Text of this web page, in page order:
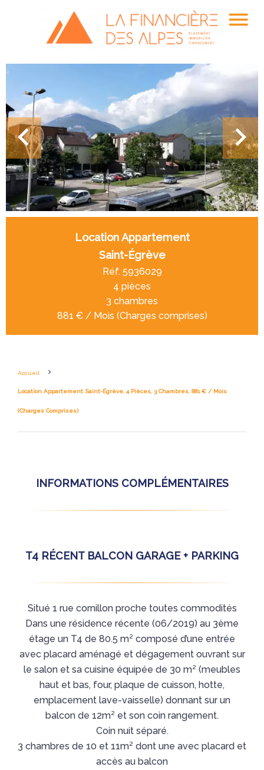
Location Appartement
Saint-Égrève
Réf. 5936029
4 pièces
3 chambres
881 € / Mois (Charges comprises)
Accueil
Location Appartement Saint-Égrève, 4 Pièces, 3 Chambres, 881 € / Mois
(Charges Comprises)
INFORMATIONS COMPLÉMENTAIRES
T4 RÉCENT BALCON GARAGE + PARKING
Situé 1 rue cornillon proche toutes commodités
Dans une résidence récente (06/2019) au 3ème
étage un T4 de 80.5 m² composé d’une entrée
avec placard aménagé et dégagement ouvrant sur
le salon et sa cuisine équipée de 30 m² (meubles
haut et bas, four, plaque de cuisson, hotte,
emplacement lave-vaisselle) donnant sur un
balcon de 12m² et son coin rangement.
Coin nuit séparé.
3 chambres de 10 et 11m² dont une avec placard et
accès au balcon